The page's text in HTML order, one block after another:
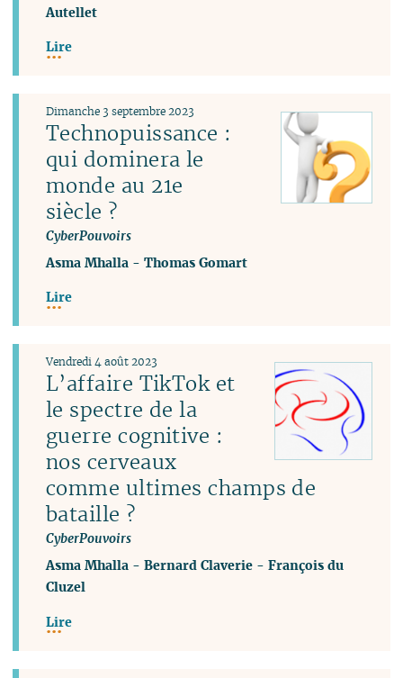
Autellet
Lire
Technopuissance :
qui dominera le
monde au 21e
siècle ?
CyberPouvoirs
Dimanche 3 septembre 2023
Asma Mhalla -Thomas Gomart
Lire
L’affaire TikTok et
le spectre de la
guerre cognitive :
nos cerveaux
comme ultimes champs de
bataille ?
CyberPouvoirs
Vendredi 4 août 2023
Asma Mhalla -Bernard Claverie -François du
Cluzel
Lire